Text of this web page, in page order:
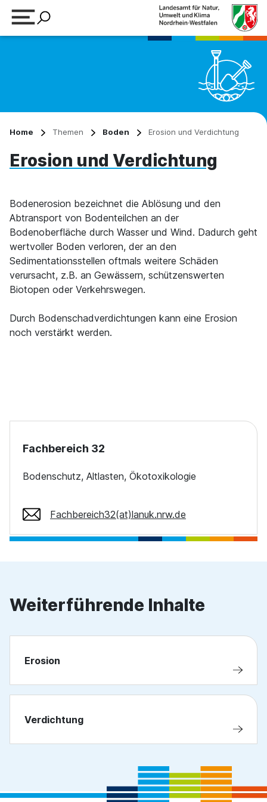
Home Themen Boden Erosion und Verdichtung
Erosion und Verdichtung
Bodenerosion bezeichnet die Ablösung und den
Abtransport von Bodenteilchen an der
Bodenoberfläche durch Wasser und Wind. Dadurch geht
wertvoller Boden verloren, der an den
Sedimentationsstellen oftmals weitere Schäden
verursacht, z.B. an Gewässern, schützenswerten
Biotopen oder Verkehrswegen.
Durch Bodenschadverdichtungen kann eine Erosion
noch verstärkt werden.
Fachbereich 32
Bodenschutz, Altlasten, Ökotoxikologie
Fachbereich32(at)lanuk.nrw.de
Weiterführende Inhalte
Erosion
Verdichtung